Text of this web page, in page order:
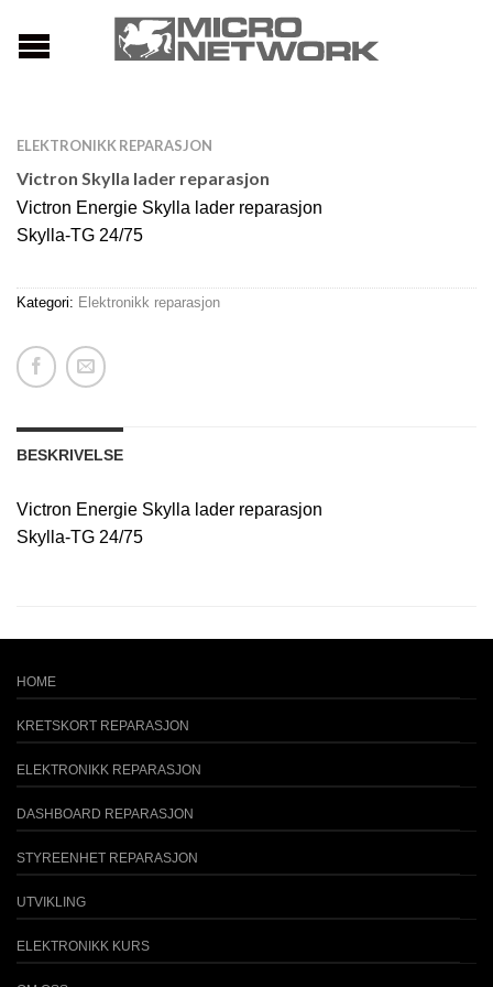
ELEKTRONIKK REPARASJON
Victron Skylla lader reparasjon
Victron Energie Skylla lader reparasjon
Skylla-TG 24/75
Kategori: Elektronikk reparasjon
BESKRIVELSE
Victron Energie Skylla lader reparasjon
Skylla-TG 24/75
HOME
KRETSKORT REPARASJON
ELEKTRONIKK REPARASJON
DASHBOARD REPARASJON
STYREENHET REPARASJON
UTVIKLING
ELEKTRONIKK KURS